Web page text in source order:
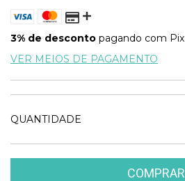
3% de desconto pagando com Pix
VER MEIOS DE PAGAMENTO
QUANTIDADE